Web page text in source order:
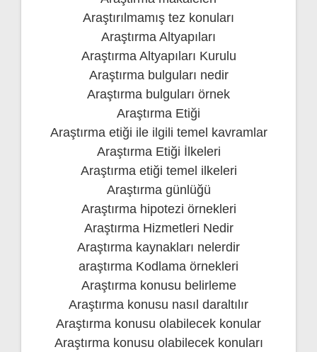
Araştırılmamış tez konuları
Araştırma Altyapıları
Araştırma Altyapıları Kurulu
Araştırma bulguları nedir
Araştırma bulguları örnek
Araştırma Etiği
Araştırma etiği ile ilgili temel kavramlar
Araştırma Etiği İlkeleri
Araştırma etiği temel ilkeleri
Araştırma günlüğü
Araştırma hipotezi örnekleri
Araştırma Hizmetleri Nedir
Araştırma kaynakları nelerdir
araştırma Kodlama örnekleri
Araştırma konusu belirleme
Araştırma konusu nasıl daraltılır
Araştırma konusu olabilecek konular
Araştırma konusu olabilecek konuları